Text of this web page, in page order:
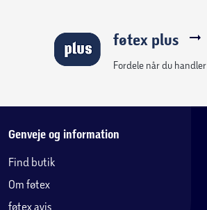
føtex plus
Fordele når du handler
Genveje og information
Find butik
Om føtex
føtex avis